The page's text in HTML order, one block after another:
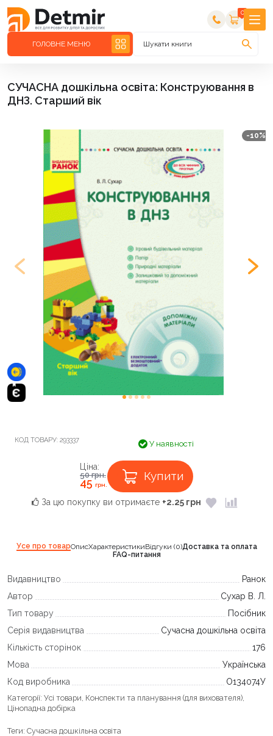
0
ГОЛОВНЕ МЕНЮ Шукати книги
СУЧАСНА дошкільна освіта: Конструювання в
ДНЗ. Старший вік
-10%
КОД ТОВАРУ: 293337 У наявності
Ціна:
50грн.
45грн.
Купити
За цю покупку ви отримаєте +2.25 грн
Усе про товарОписХарактеристикиВідгуки (0)Доставка та оплата
FAQ-питання
Видавництво
Ранок
Автор
Сухар В. Л.
Тип товару
Посібник
Серія видавництва
Сучасна дошкільна освіта
Кількість сторінок
176
Мова
Українська
Код виробника
О134074У
Категорії: Усі товари Конспекти та планування (для вихователя)
Цінопадна добірка
Теги: Сучасна дошкільна освіта